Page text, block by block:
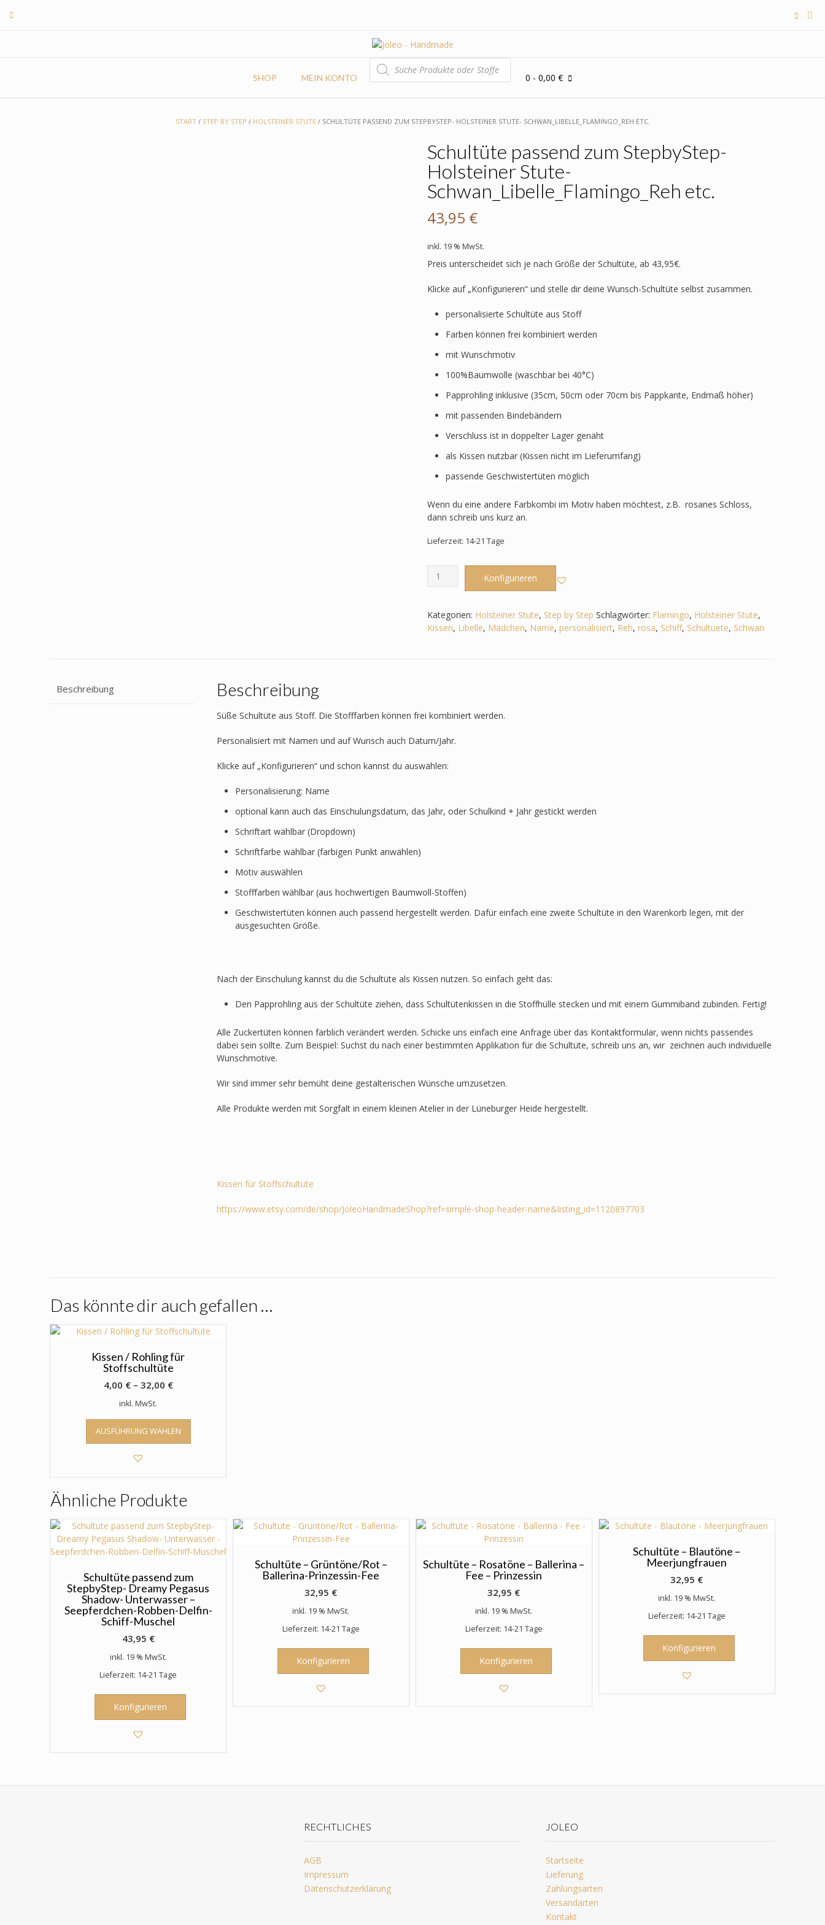
SHOP MEIN KONTO
PRODUCTS
SEARCH
0 - 0,00 €
START/ STEP BY STEP / HOLSTEINER STUTE/ SCHULTÜTE PASSEND ZUM STEPBYSTEP- HOLSTEINER STUTE- SCHWAN_LIBELLE_FLAMINGO_REH ETC.
Schultüte passend zum StepbyStep-
Holsteiner Stute-
Schwan_Libelle_Flamingo_Reh etc.
43,95 €
inkl. 19 % MwSt.
Preis unterscheidet sich je nach Größe der Schultüte, ab 43,95€.
Klicke auf „Konfigurieren“ und stelle dir deine Wunsch-Schultüte selbst zusammen.
personalisierte Schultüte aus Stoff
Farben können frei kombiniert werden
mit Wunschmotiv
100%Baumwolle (waschbar bei 40°C)
Papprohling inklusive (35cm, 50cm oder 70cm bis Pappkante, Endmaß höher)
mit passenden Bindebändern
Verschluss ist in doppelter Lager genäht
als Kissen nutzbar (Kissen nicht im Lieferumfang)
passende Geschwistertüten möglich
Wenn du eine andere Farbkombi im Motiv haben möchtest, z.B. rosanes Schloss,
dann schreib uns kurz an.
Lieferzeit: 14-21 Tage
Schultüte
StepbyStep-
Holsteiner
Konfigurieren
Kategorien: Holsteiner Stute, Step by Step Schlagwörter: Flamingo, Holsteiner Stute,
Kissen, Libelle, Mädchen, Name, personalisiert, Reh, rosa, Schiff, Schultuete, Schwan
Beschreibung Beschreibung
Süße Schultüte aus Stoff. Die Stofffarben können frei kombiniert werden.
Personalisiert mit Namen und auf Wunsch auch Datum/Jahr.
Klicke auf „Konfigurieren“ und schon kannst du auswählen:
Personalisierung: Name
optional kann auch das Einschulungsdatum, das Jahr, oder Schulkind + Jahr gestickt werden
Schriftart wählbar (Dropdown)
Schriftfarbe wählbar (farbigen Punkt anwählen)
Motiv auswählen
Stofffarben wählbar (aus hochwertigen Baumwoll-Stoffen)
Geschwistertüten können auch passend hergestellt werden. Dafür einfach eine zweite Schultüte in den Warenkorb legen, mit der
ausgesuchten Größe.
Nach der Einschulung kannst du die Schultüte als Kissen nutzen. So einfach geht das:
Den Papprohling aus der Schultüte ziehen, dass Schultütenkissen in die Stoffhülle stecken und mit einem Gummiband zubinden. Fertig!
Alle Zuckertüten können farblich verändert werden. Schicke uns einfach eine Anfrage über das Kontaktformular, wenn nichts passendes
dabei sein sollte. Zum Beispiel: Suchst du nach einer bestimmten Applikation für die Schultüte, schreib uns an, wir zeichnen auch individuelle
Wunschmotive.
Wir sind immer sehr bemüht deine gestalterischen Wünsche umzusetzen.
Alle Produkte werden mit Sorgfalt in einem kleinen Atelier in der Lüneburger Heide hergestellt.
Kissen für Stoffschultüte
https://www.etsy.com/de/shop/JoleoHandmadeShop?ref=simple-shop-header-name&listing_id=1120897703
Das könnte dir auch gefallen …
Kissen / Rohling für
Stoffschultüte
4,00 €– 32,00 €
inkl. MwSt.
AUSFÜHRUNG WÄHLEN
Dieses
weist
können
auf
der
gewählt
werden
Ähnliche Produkte
Schultüte passend zum
StepbyStep- Dreamy Pegasus
Shadow- Unterwasser –
Seepferdchen-Robben-Delfin-
Schiff-Muschel
43,95 €
inkl. 19 % MwSt.
Lieferzeit: 14-21 Tage
Konfigurieren
Schultüte – Grüntöne/Rot –
Ballerina-Prinzessin-Fee
32,95 €
inkl. 19 % MwSt.
Lieferzeit: 14-21 Tage
Konfigurieren
Schultüte – Rosatöne – Ballerina –
Fee – Prinzessin
32,95 €
inkl. 19 % MwSt.
Lieferzeit: 14-21 Tage
Konfigurieren
Schultüte – Blautöne –
Meerjungfrauen
32,95 €
inkl. 19 % MwSt.
Lieferzeit: 14-21 Tage
Konfigurieren
RECHTLICHES
AGB
Impressum
Datenschutzerklärung
JOLEO
Startseite
Lieferung
Zahlungsarten
Versandarten
Kontakt